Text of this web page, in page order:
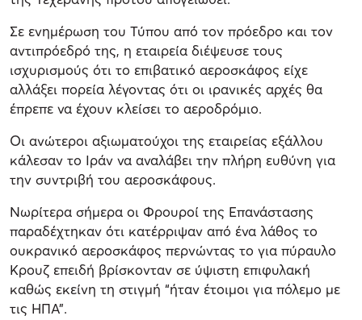
Σε ενημέρωση του Τύπου από τον πρόεδρο και τον
αντιπρόεδρό της, η εταιρεία διέψευσε τους
ισχυρισμούς ότι το επιβατικό αεροσκάφος είχε
αλλάξει πορεία λέγοντας ότι οι ιρανικές αρχές θα
έπρεπε να έχουν κλείσει το αεροδρόμιο.
Οι ανώτεροι αξιωματούχοι της εταιρείας εξάλλου
κάλεσαν το Ιράν να αναλάβει την πλήρη ευθύνη για
την συντριβή του αεροσκάφους.
Νωρίτερα σήμερα οι Φρουροί της Επανάστασης
παραδέχτηκαν ότι κατέρριψαν από ένα λάθος το
ουκρανικό αεροσκάφος περνώντας το για πύραυλο
Κρουζ επειδή βρίσκονταν σε ύψιστη επιφυλακή
καθώς εκείνη τη στιγμή “ήταν έτοιμοι για πόλεμο με
τις ΗΠΑ”.